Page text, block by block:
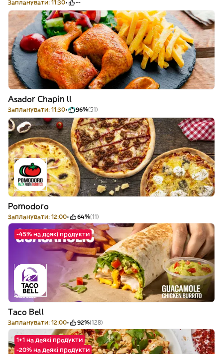
Запланувати: 11:30 --
Asador Chapin ll
Запланувати: 11:30 96%(51)
Pomodoro
Запланувати: 12:00 64%(11)
-45% на деякі продукти
Taco Bell
Запланувати: 12:00 92%(128)
1+1 на деякі продукти
-20% на деякі продукти